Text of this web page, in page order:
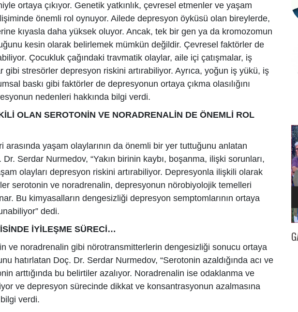
ortaya çıkıyor. Genetik yatkınlık, çevresel etmenler ve yaşam
önemli rol oynuyor. Ailede depresyon öyküsü olan bireylerde,
kıyasla daha yüksek oluyor. Ancak, tek bir gen ya da kromozomun
kesin olarak belirlemek mümkün değildir. Çevresel faktörler de
Çocukluk çağındaki travmatik olaylar, aile içi çatışmalar, iş
gibi stresörler depresyon riskini artırabiliyor. Ayrıca, yoğun iş yükü, iş
baskı gibi faktörler de depresyonun ortaya çıkma olasılığını
nedenleri hakkında bilgi verdi.
OLAN SEROTONİN VE NORADRENALİN DE ÖNEMLİ ROL
arasında yaşam olaylarının da önemli bir yer tuttuğunu anlatan
Serdar Nurmedov, “Yakın birinin kaybı, boşanma, ilişki sorunları,
olayları depresyon riskini artırabiliyor. Depresyonla ilişkili olarak
serotonin ve noradrenalin, depresyonun nörobiyolojik temelleri
Bu kimyasalların dengesizliği depresyon semptomlarının ortaya
dedi.
İYİLEŞME SÜRECİ…
ve noradrenalin gibi nörotransmitterlerin dengesizliği sonucu ortaya
hatırlatan Doç. Dr. Serdar Nurmedov, “Serotonin azaldığında acı ve
arttığında bu belirtiler azalıyor. Noradrenalin ise odaklanma ve
ve depresyon sürecinde dikkat ve konsantrasyonun azalmasına
verdi.
VE HAZIR TUR’A İZMİR
BÜYÜK İLGİ